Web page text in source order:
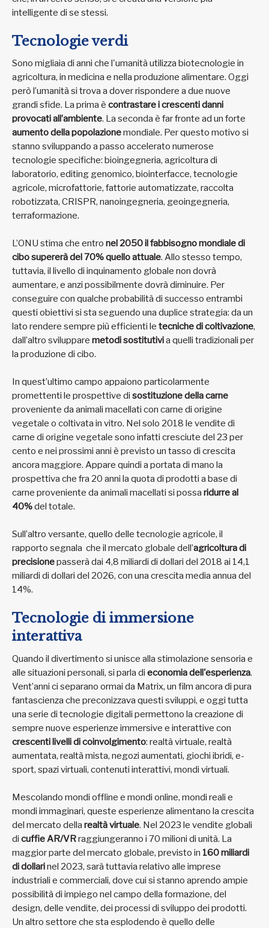
intelligente di se stessi.
Tecnologie verdi
Sono migliaia di anni che l'umanità utilizza biotecnologie in
agricoltura, in medicina e nella produzione alimentare. Oggi
però l’umanità si trova a dover rispondere a due nuove
grandi sfide. La prima è contrastare i crescenti danni
provocati all’ambiente. La seconda è far fronte ad un forte
aumento della popolazionemondiale. Per questo motivo si
stanno sviluppando a passo accelerato numerose
tecnologie specifiche: bioingegneria, agricoltura di
laboratorio, editing genomico, biointerfacce, tecnologie
agricole, microfattorie, fattorie automatizzate, raccolta
robotizzata, CRISPR, nanoingegneria, geoingegneria,
terraformazione.
L’ONU stima che entro nel 2050 il fabbisogno mondiale di
cibo supererà del 70% quello attuale. Allo stesso tempo,
tuttavia, il livello di inquinamento globale non dovrà
aumentare, e anzi possibilmente dovrà diminuire. Per
conseguire con qualche probabilità di successo entrambi
questi obiettivi si sta seguendo una duplice strategia: da un
lato rendere sempre più efficienti le tecniche di coltivazione,
dall’altro sviluppare metodi sostitutivia quelli tradizionali per
la produzione di cibo.
In quest’ultimo campo appaiono particolarmente
promettenti le prospettive di sostituzione della carne
proveniente da animali macellati con carne di origine
vegetale o coltivata in vitro. Nel solo 2018 le vendite di
carne di origine vegetale sono infatti cresciute del 23 per
cento e nei prossimi anni è previsto un tasso di crescita
ancora maggiore. Appare quindi a portata di mano la
prospettiva che fra 20 anni la quota di prodotti a base di
carne proveniente da animali macellati si possa ridurre al
40%del totale.
Sull’altro versante, quello delle tecnologie agricole, il
rapporto segnala che il mercato globale dell’agricoltura di
precisionepasserà dai 4,8 miliardi di dollari del 2018 ai 14,1
miliardi di dollari del 2026, con una crescita media annua del
14%.
Tecnologie di immersione
interattiva
Quando il divertimento si unisce alla stimolazione sensoria e
alle situazioni personali, si parla di economia dell'esperienza.
Vent’anni ci separano ormai da Matrix, un film ancora di pura
fantascienza che preconizzava questi sviluppi, e oggi tutta
una serie di tecnologie digitali permettono la creazione di
sempre nuove esperienze immersive e interattive con
crescenti livelli di coinvolgimento: realtà virtuale, realtà
aumentata, realtà mista, negozi aumentati, giochi ibridi, e-
sport, spazi virtuali, contenuti interattivi, mondi virtuali.
Mescolando mondi offline e mondi online, mondi reali e
mondi immaginari, queste esperienze alimentano la crescita
del mercato della realtà virtuale. Nel 2023 le vendite globali
di cuffie AR/VRraggiungeranno i 70 milioni di unità. La
maggior parte del mercato globale, previsto in 160 miliardi
di dollarinel 2023, sarà tuttavia relativo alle imprese
industriali e commerciali, dove cui si stanno aprendo ampie
possibilità di impiego nel campo della formazione, del
design, delle vendite, dei processi di sviluppo dei prodotti.
Un altro settore che sta esplodendo è quello delle